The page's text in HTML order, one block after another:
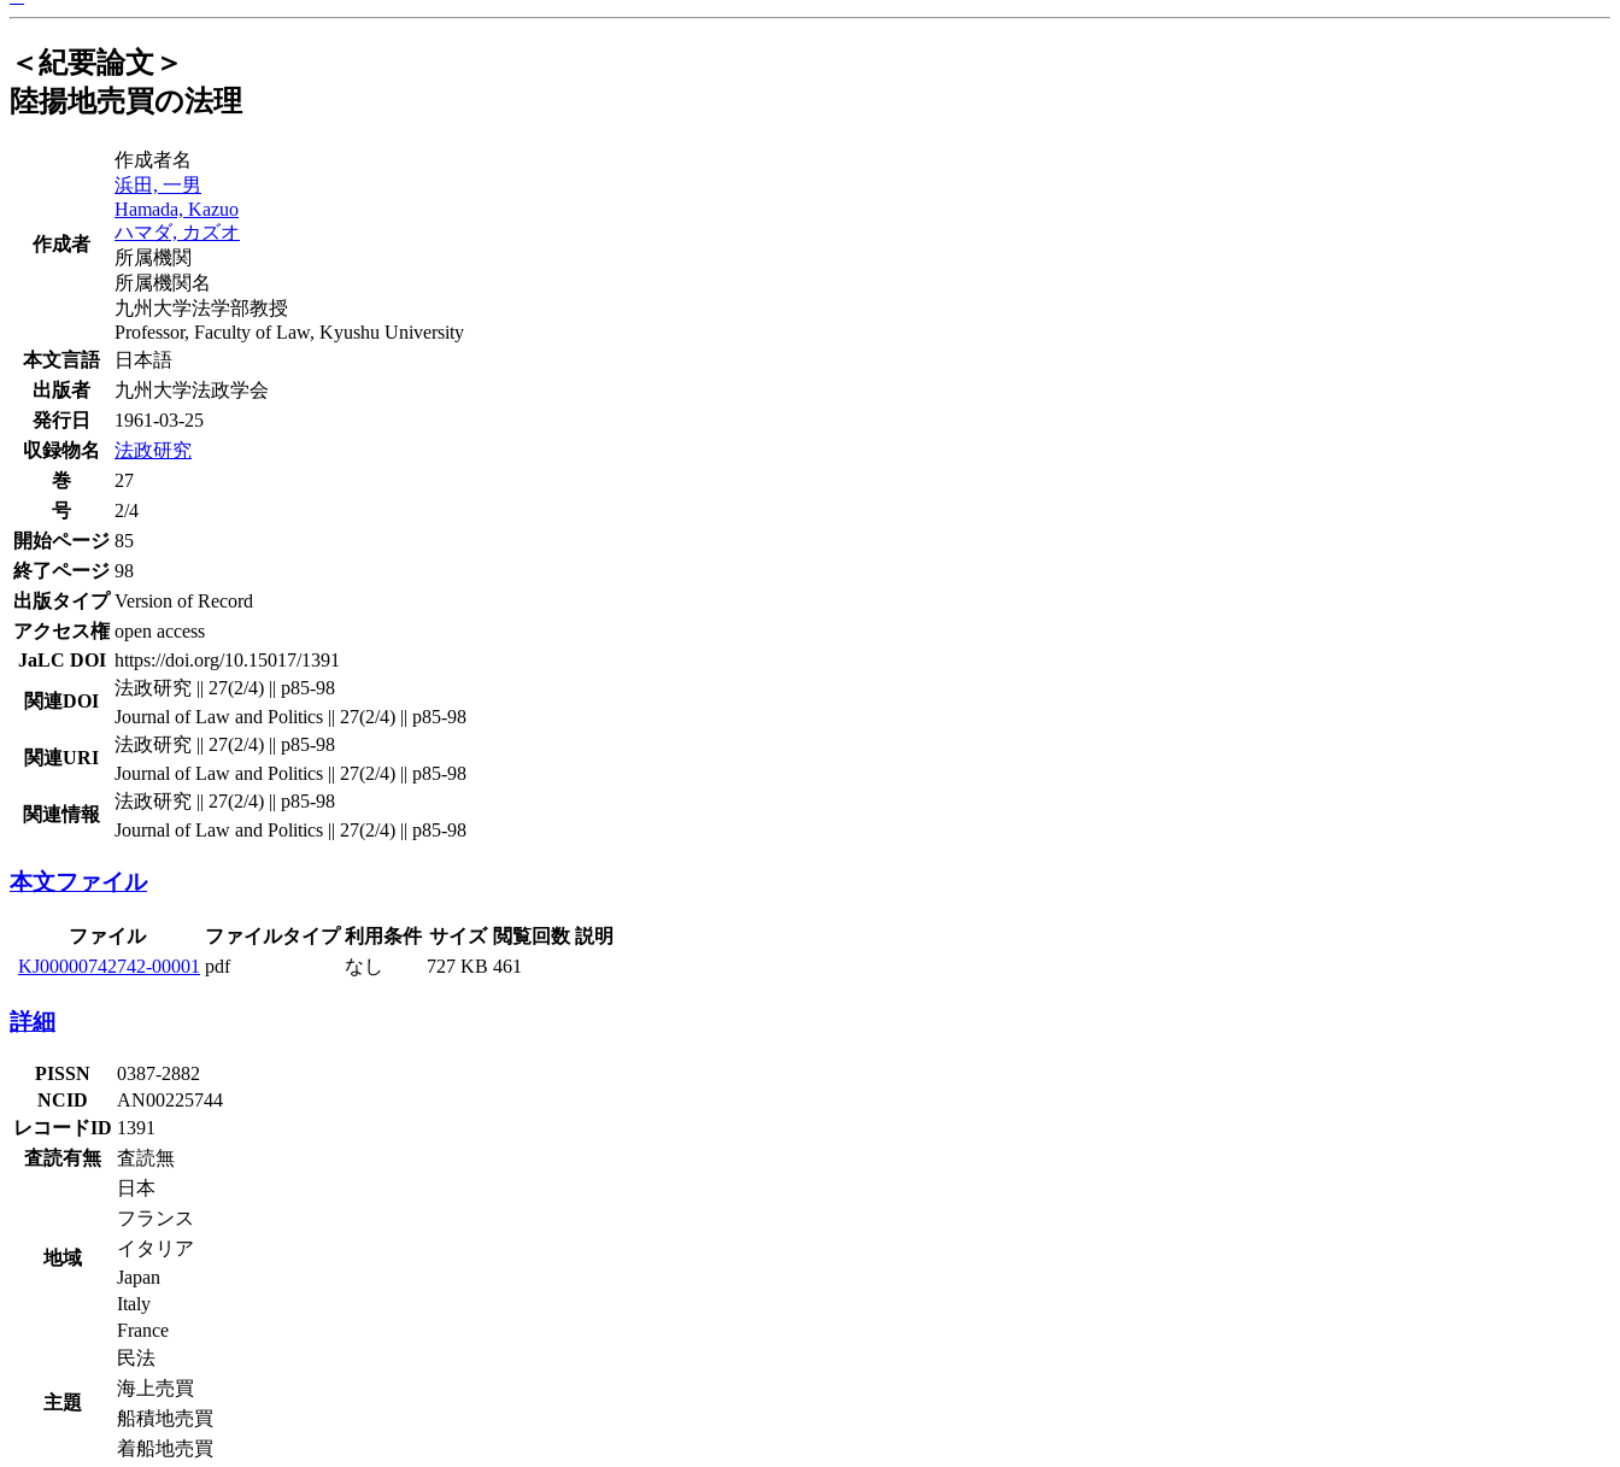
＜紀要論文＞
陸揚地売買の法理
作成者
作成者名
浜田, 一男
Hamada, Kazuo
ハマダ, カズオ
所属機関
所属機関名
九州大学法学部教授
Professor, Faculty of Law, Kyushu University
本文言語
日本語
出版者
九州大学法政学会
発行日
1961-03-25
収録物名
法政研究
巻
27
号
2/4
開始ページ 85
終了ページ 98
出版タイプ Version of Record
アクセス権 open access
JaLC DOI https://doi.org/10.15017/1391
関連DOI
法政研究 || 27(2/4) || p85-98
Journal of Law and Politics || 27(2/4) || p85-98
関連URI
法政研究 || 27(2/4) || p85-98
Journal of Law and Politics || 27(2/4) || p85-98
関連情報
法政研究 || 27(2/4) || p85-98
Journal of Law and Politics || 27(2/4) || p85-98
本文ファイル
ファイル ファイルタイプ 利用条件 サイズ 閲覧回数 説明
KJ00000742742-00001 pdf なし 727 KB 461
詳細
PISSN
0387-2882
NCID
AN00225744
レコードID 1391
査読有無
査読無
地域
日本
フランス
イタリア
Japan
Italy
France
主題
民法
海上売買
船積地売買
着船地売買